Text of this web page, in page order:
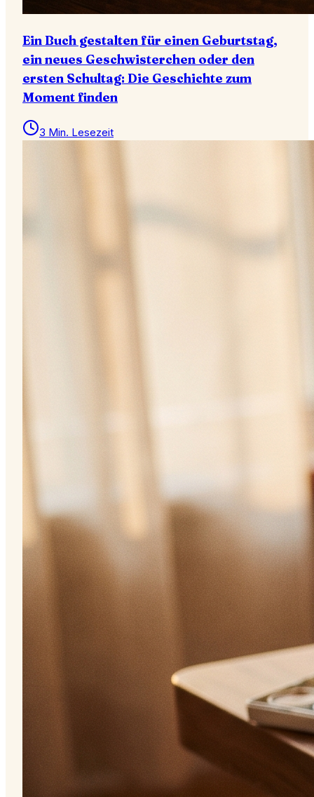
Ein Buch gestalten für einen Geburtstag,
ein neues Geschwisterchen oder den
ersten Schultag: Die Geschichte zum
Moment finden
3 Min. Lesezeit